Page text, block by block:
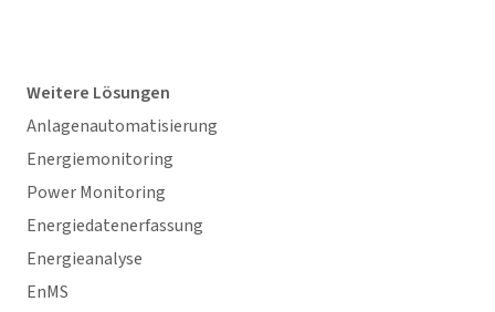
Weitere Lösungen
Anlagenautomatisierung
Energiemonitoring
Power Monitoring
Energiedatenerfassung
Energieanalyse
EnMS